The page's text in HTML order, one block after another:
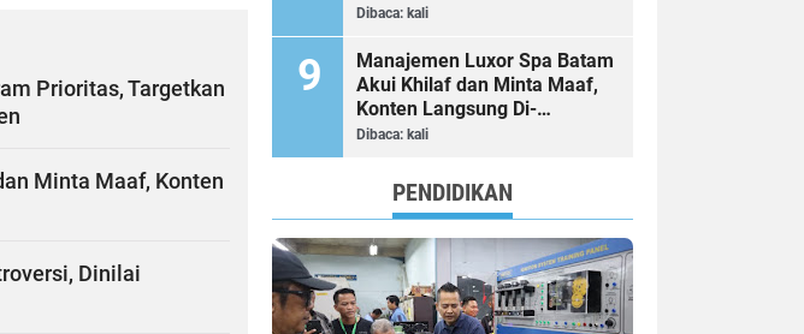
Prioritas, Targetkan
Minta Maaf, Konten
Dinilai
Dibaca: kali
Manajemen Luxor Spa Batam
Akui Khilaf dan Minta Maaf,
Konten Langsung Di-
Takedown
Dibaca: kali
PENDIDIKAN